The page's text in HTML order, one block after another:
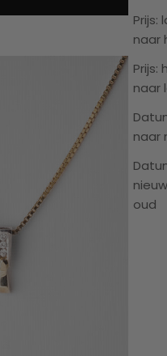
Prijs:
naar
Prijs:
naar
naar
oud